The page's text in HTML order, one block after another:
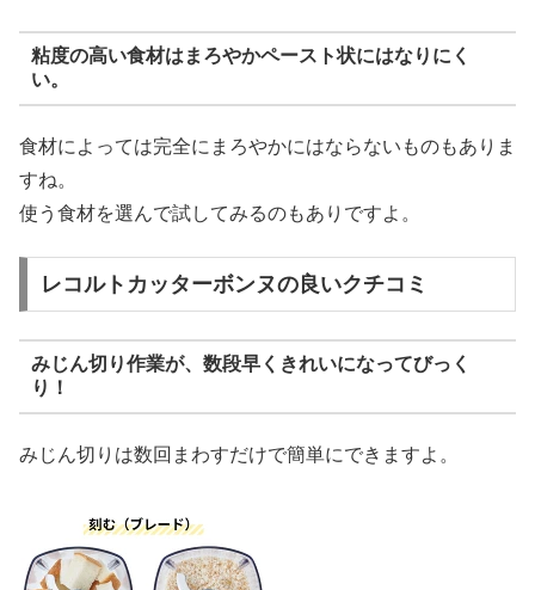
粘度の高い食材はまろやかペースト状にはなりにく
い。
食材によっては完全にまろやかにはならないものもありま
すね。
使う食材を選んで試してみるのもありですよ。
レコルトカッターボンヌの良いクチコミ
みじん切り作業が、数段早くきれいになってびっく
り！
みじん切りは数回まわすだけで簡単にできますよ。